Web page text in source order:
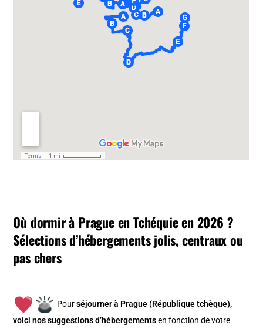
Où dormir à Prague en Tchéquie en 2026 ?
Sélections d’hébergements jolis, centraux ou
pas chers
Pourséjourner à Prague (République tchèque),
voici nos suggestions d’hébergements en fonction de votre